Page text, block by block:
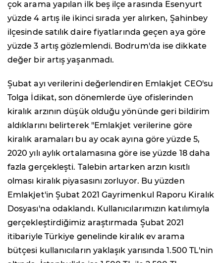
çok arama yapılan ilk beş ilçe arasında Esenyurt
yüzde 4 artış ile ikinci sırada yer alırken, Şahinbey
ilçesinde satılık daire fiyatlarında geçen aya göre
yüzde 3 artış gözlemlendi. Bodrum'da ise dikkate
değer bir artış yaşanmadı.
Şubat ayı verilerini değerlendiren Emlakjet CEO'su
Tolga İdikat, son dönemlerde üye ofislerinden
kiralık arzının düşük olduğu yönünde geri bildirim
aldıklarını belirterek "Emlakjet verilerine göre
kiralık aramaları bu ay ocak ayına göre yüzde 5,
2020 yılı aylık ortalamasına göre ise yüzde 18 daha
fazla gerçekleşti. Talebin artarken arzın kısıtlı
olması kiralık piyasasını zorluyor. Bu yüzden
Emlakjet'in Şubat 2021 Gayrimenkul Raporu Kiralık
Dosyası'na odaklandı. Kullanıcılarımızın katılımıyla
gerçekleştirdiğimiz araştırmada Şubat 2021
itibariyle Türkiye genelinde kiralık ev arama
bütçesi kullanıcıların yaklaşık yarısında 1.500 TL'nin